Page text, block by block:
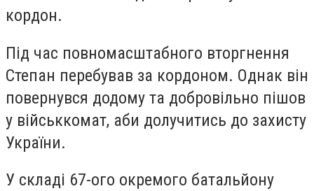
кордон.
Під час повномасштабного вторгнення
Степан перебував за кордоном. Однак він
повернувся додому та добровільно пішов
у військкомат, аби долучитись до захисту
України.
У складі 67-ого окремого батальйону